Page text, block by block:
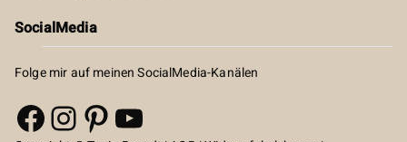
SocialMedia
Folge mir auf meinen SocialMedia-Kanälen
Facebook
Instagram
Pinterest
YouTube